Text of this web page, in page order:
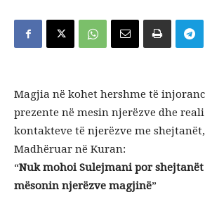
Magjia në kohet hershme të
prezente në mesin njerëzve dhe
kontakteve të njerëzve me
Madhëruar në Kuran:
“Nuk mohoi Sulejmani por
mësonin njerëzve magjinë”